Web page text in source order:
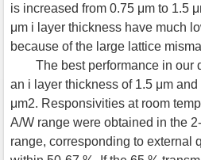
is increased from 0.75 μm to 1.5
μm i layer thickness have much
because of the large lattice
The best performance in our
an i layer thickness of 1.5 μm
μm2. Responsivities at room
A/W range were obtained in the
range, corresponding to external